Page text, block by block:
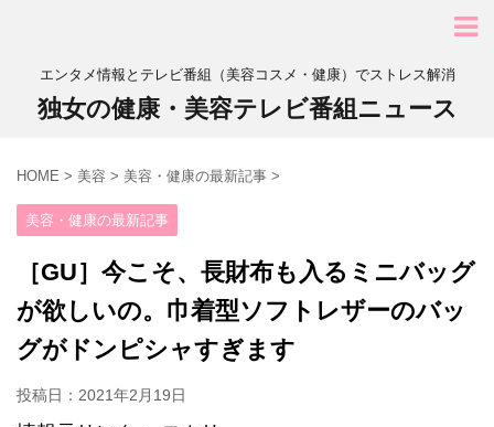
エンタメ情報とテレビ番組（美容コスメ・健康）でストレス解消
独女の健康・美容テレビ番組ニュース
HOME > 美容 > 美容・健康の最新記事 >
美容・健康の最新記事
［GU］今こそ、長財布も入るミニバッグ
が欲しいの。巾着型ソフトレザーのバッ
グがドンピシャすぎます
投稿日： 2021年2月19日